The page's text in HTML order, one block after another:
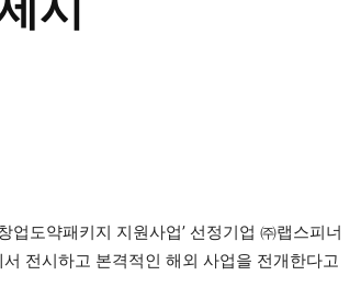
도약패키지 지원사업’ 선정기업 ㈜랩스피너
전시하고 본격적인 해외 사업을 전개한다고